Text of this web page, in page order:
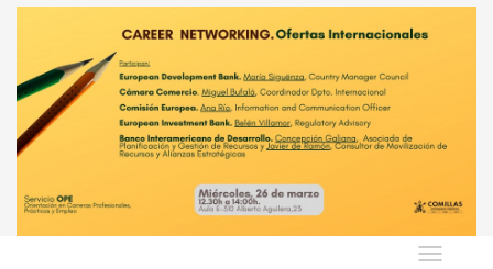
Idioma